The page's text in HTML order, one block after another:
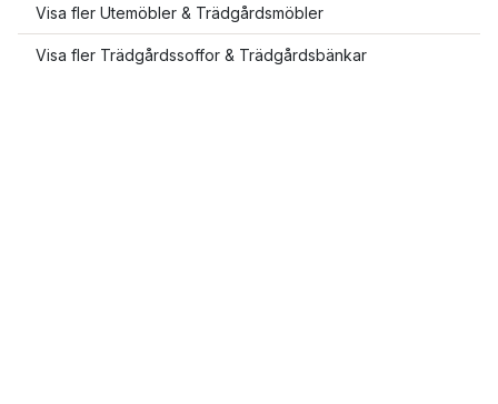
Visa fler Utemöbler & Trädgårdsmöbler
Visa fler Trädgårdssoffor & Trädgårdsbänkar